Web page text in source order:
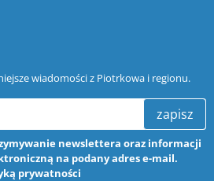
wiadomości z Piotrkowa i regionu.
zapisz
newslettera oraz informacji
na podany adres e-mail.
prywatności